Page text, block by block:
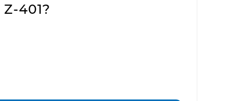
401?